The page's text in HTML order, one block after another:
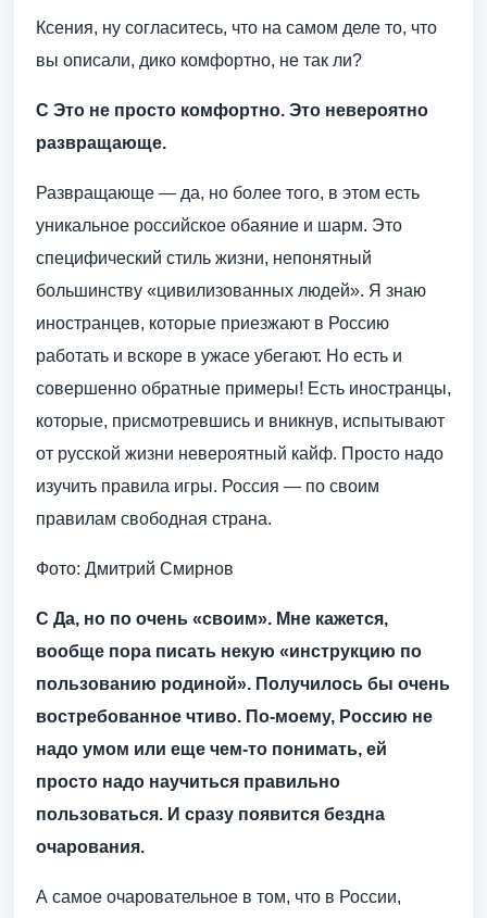
Ксения, ну согласитесь, что на самом деле то, что
вы описали, дико комфортно, не так ли?
С Это не просто комфортно. Это невероятно
развращающе.
Развращающе — да, но более того, в этом есть
уникальное российское обаяние и шарм. Это
специфический стиль жизни, непонятный
большинству «цивилизованных людей». Я знаю
иностранцев, которые приезжают в Россию
работать и вскоре в ужасе убегают. Но есть и
совершенно обратные примеры! Есть иностранцы,
которые, присмотревшись и вникнув, испытывают
от русской жизни невероятный кайф. Просто надо
изучить правила игры. Россия — по своим
правилам свободная страна.
Фото: Дмитрий Смирнов
С Да, но по очень «своим». Мне кажется,
вообще пора писать некую «инструкцию по
пользованию родиной». Получилось бы очень
востребованное чтиво. По-моему, Россию не
надо умом или еще чем-то понимать, ей
просто надо научиться правильно
пользоваться. И сразу появится бездна
очарования.
А самое очаровательное в том, что в России,